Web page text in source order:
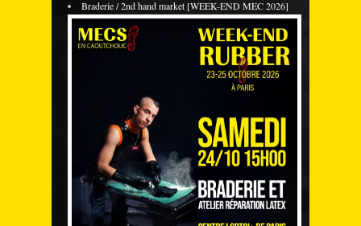
Braderie / 2nd hand market [WEEK-END MEC 2026]